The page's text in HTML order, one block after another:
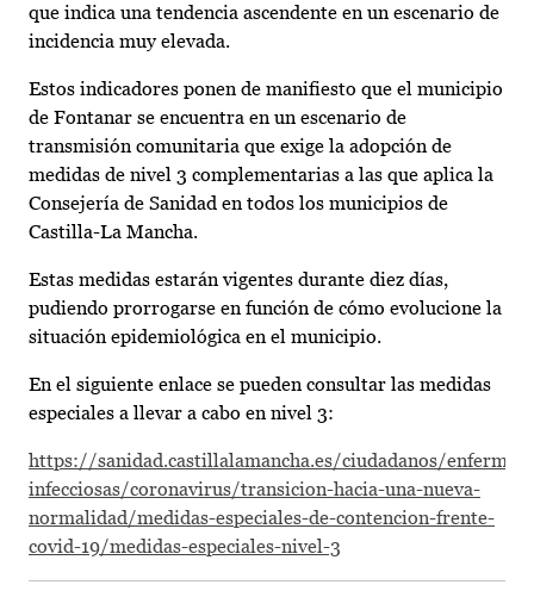
que indica una tendencia ascendente en un escenario de
incidencia muy elevada.
Estos indicadores ponen de manifiesto que el municipio
de Fontanar se encuentra en un escenario de
transmisión comunitaria que exige la adopción de
medidas de nivel 3 complementarias a las que aplica la
Consejería de Sanidad en todos los municipios de
Castilla-La Mancha.
Estas medidas estarán vigentes durante diez días,
pudiendo prorrogarse en función de cómo evolucione la
situación epidemiológica en el municipio.
En el siguiente enlace se pueden consultar las medidas
especiales a llevar a cabo en nivel 3:
https://sanidad.castillalamancha.es/ciudadanos/
infecciosas/coronavirus/transicion-hacia-una-nueva-
normalidad/medidas-especiales-de-contencion-frente-
covid-19/medidas-especiales-nivel-3